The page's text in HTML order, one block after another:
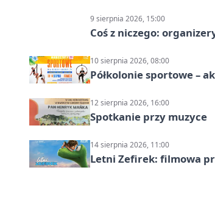
9 sierpnia 2026, 15:00
Coś z niczego:
10 sierpnia 2026, 08:00
Półkolonie sportowe –
12 sierpnia 2026, 16:00
Spotkanie przy muzyce
14 sierpnia 2026, 11:00
Letni Zefirek: filmowa